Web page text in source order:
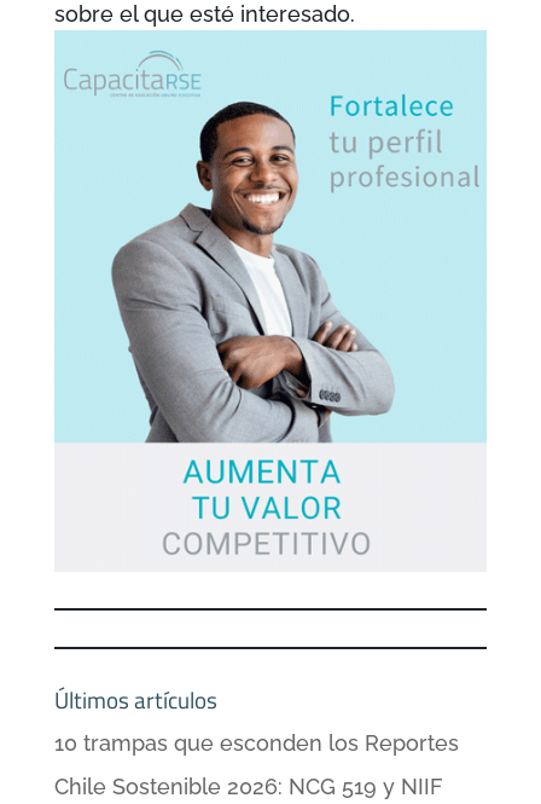
sobre el que esté interesado.
Últimos artículos
10 trampas que esconden los Reportes
Chile Sostenible 2026: NCG 519 y NIIF